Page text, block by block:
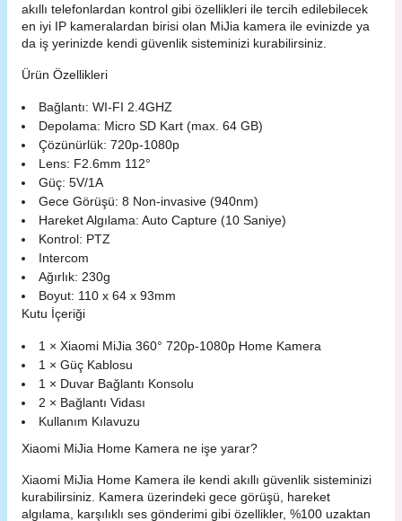
akıllı telefonlardan kontrol gibi özellikleri ile tercih edilebilecek
en iyi IP kameralardan birisi olan MiJia kamera ile evinizde ya
da iş yerinizde kendi güvenlik sisteminizi kurabilirsiniz.
Ürün Özellikleri
Bağlantı: WI-FI 2.4GHZ
Depolama: Micro SD Kart (max. 64 GB)
Çözünürlük: 720p-1080p
Lens: F2.6mm 112°
Güç: 5V/1A
Gece Görüşü: 8 Non-invasive (940nm)
Hareket Algılama: Auto Capture (10 Saniye)
Kontrol: PTZ
Intercom
Ağırlık: 230g
Boyut: 110 x 64 x 93mm
Kutu İçeriği
1 × Xiaomi MiJia 360° 720p-1080p Home Kamera
1 × Güç Kablosu
1 × Duvar Bağlantı Konsolu
2 × Bağlantı Vidası
Kullanım Kılavuzu
Xiaomi MiJia Home Kamera ne işe yarar?
Xiaomi MiJia Home Kamera ile kendi akıllı güvenlik sisteminizi
kurabilirsiniz. Kamera üzerindeki gece görüşü, hareket
algılama, karşılıklı ses gönderimi gibi özellikler, %100 uzaktan